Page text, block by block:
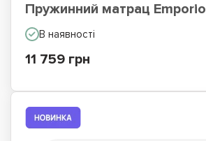
Пружинний матрац Emporio
В наявності
11 759 грн